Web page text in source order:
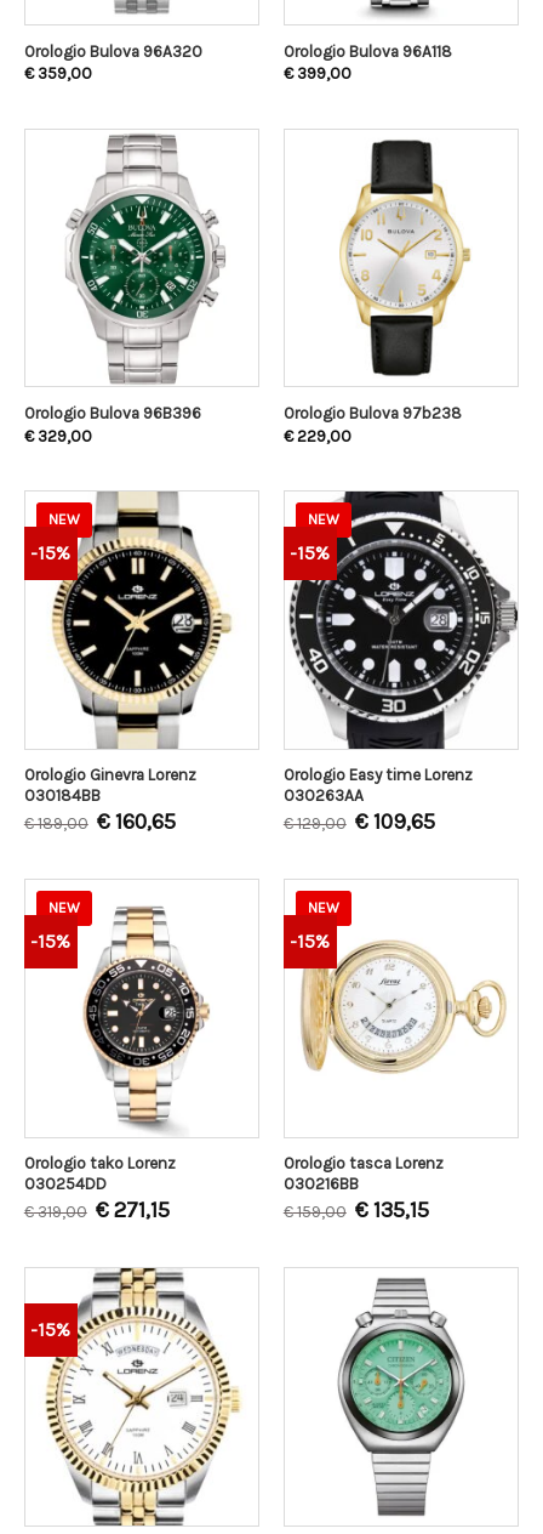
Orologio Bulova 96A320
€359,00
Orologio Bulova 96A118
€399,00
Orologio Bulova 96B396
€329,00
Orologio Bulova 97b238
€229,00
-15%
NEW
Orologio Ginevra Lorenz
030184BB
€189,00 €160,65
-15%
NEW
Orologio Easy time Lorenz
030263AA
€129,00 €109,65
-15%
NEW
Orologio tako Lorenz
030254DD
€319,00 €271,15
-15%
NEW
Orologio tasca Lorenz
030216BB
€159,00 €135,15
-15%